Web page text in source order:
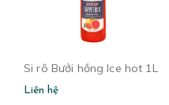
Si rô Bưởi hồng Ice hot 1L
Liên hệ